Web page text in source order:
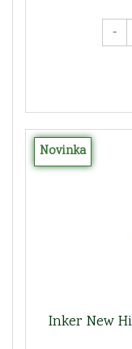
-
Novinka
Inker New